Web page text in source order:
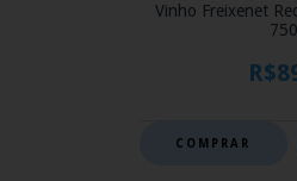
Vinho Freixenet